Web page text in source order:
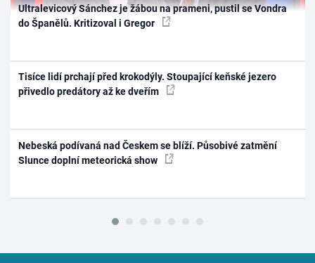
Ultralevicový Sánchez je žábou na prameni, pustil se Vondra
do Španělů. Kritizoval i Gregor
Tisíce lidí prchají před krokodýly. Stoupající keňské jezero
přivedlo predátory až ke dveřím
Nebeská podívaná nad Českem se blíží. Působivé zatmění
Slunce doplní meteorická show